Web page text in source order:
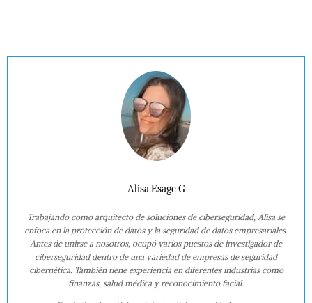
Alisa Esage G
Trabajando como arquitecto de soluciones de ciberseguridad, Alisa se
enfoca en la protección de datos y la seguridad de datos empresariales.
Antes de unirse a nosotros, ocupó varios puestos de investigador de
ciberseguridad dentro de una variedad de empresas de seguridad
cibernética. También tiene experiencia en diferentes industrias como
finanzas, salud médica y reconocimiento facial.